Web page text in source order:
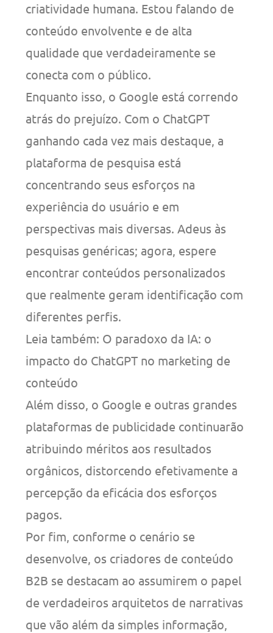
criatividade humana. Estou falando de
conteúdo envolvente e de alta
qualidade que verdadeiramente se
conecta com o público.
Enquanto isso, o Google está correndo
atrás do prejuízo. Com o ChatGPT
ganhando cada vez mais destaque, a
plataforma de pesquisa está
concentrando seus esforços na
experiência do usuário e em
perspectivas mais diversas. Adeus às
pesquisas genéricas; agora, espere
encontrar conteúdos personalizados
que realmente geram identificação com
diferentes perfis.
Leia também: O paradoxo da IA: o
impacto do ChatGPT no marketing de
conteúdo
Além disso, o Google e outras grandes
plataformas de publicidade continuarão
atribuindo méritos aos resultados
orgânicos, distorcendo efetivamente a
percepção da eficácia dos esforços
pagos.
Por fim, conforme o cenário se
desenvolve, os criadores de conteúdo
B2B se destacam ao assumirem o papel
de verdadeiros arquitetos de narrativas
que vão além da simples informação,